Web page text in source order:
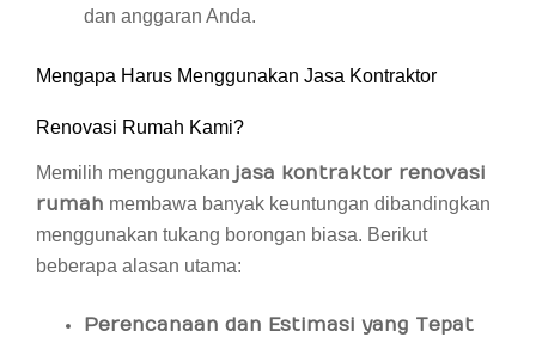
dan anggaran Anda.
Mengapa Harus Menggunakan Jasa Kontraktor
Renovasi Rumah Kami?
Memilih menggunakan jasa kontraktor renovasi
rumah membawa banyak keuntungan dibandingkan
menggunakan tukang borongan biasa. Berikut
beberapa alasan utama:
Perencanaan dan Estimasi yang Tepat